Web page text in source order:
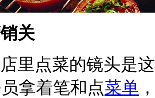
关
里点菜的镜头是
拿着笔和点菜单